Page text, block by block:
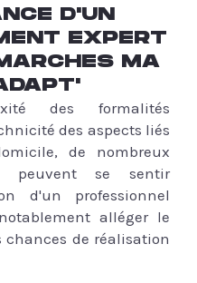
D'UN
EXPERT
MA
des formalités
des aspects liés
de nombreux
peuvent se sentir
d'un professionnel
alléger le
chances de réalisation